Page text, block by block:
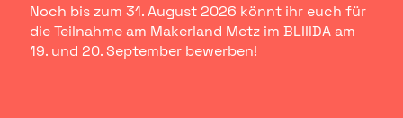
Noch bis zum 31. August 2026 könnt ihr euch für
die Teilnahme am Makerland Metz im BLIIIDA am
19. und 20. September bewerben!